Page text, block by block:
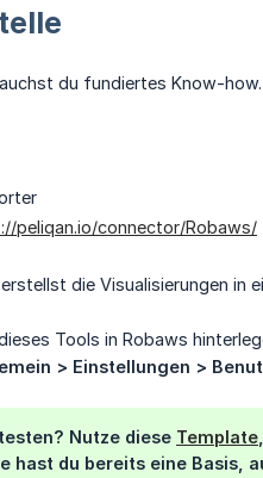
du fundiertes Know-
peliqan.io/connector/Robaws/
die Visualisierungen in
Tools in Robaws
> Einstellungen >
Nutze diese Template
hast du bereits eine Basis,